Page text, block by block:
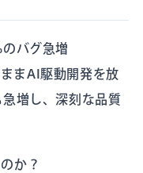
バグ急増
まAI駆動開発を放
増し、深刻な品質
か？